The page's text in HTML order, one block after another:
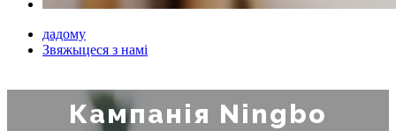
дадому
Звяжыцеся з намі
Кампанія Ningbo